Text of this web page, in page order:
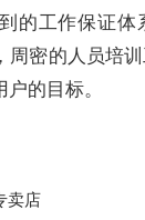
的工作保证体
周密的人员培
的目标。
卖店